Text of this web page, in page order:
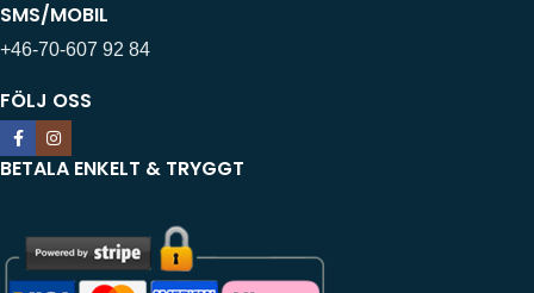
SMS/MOBIL
+46-70-607 92 84
FÖLJ OSS
BETALA ENKELT & TRYGGT